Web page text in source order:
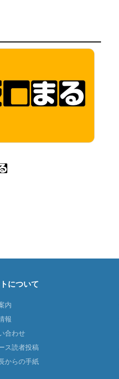
について
内
報
合わせ
ス読者投稿
からの手紙